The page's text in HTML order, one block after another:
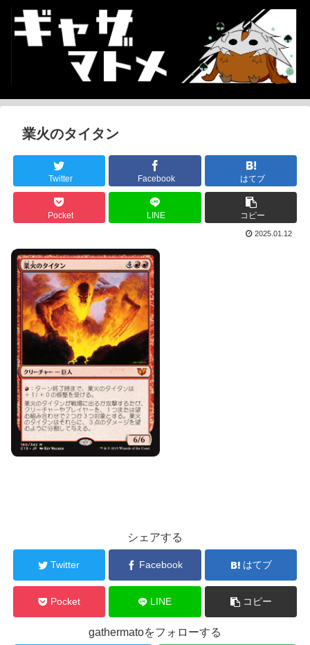
業火のタイタン
Twitter Facebook はてブ
Pocket LINE コピー
2025.01.12
シェアする
Twitter Facebook はてブ
Pocket LINE コピー
gathermatoをフォローする